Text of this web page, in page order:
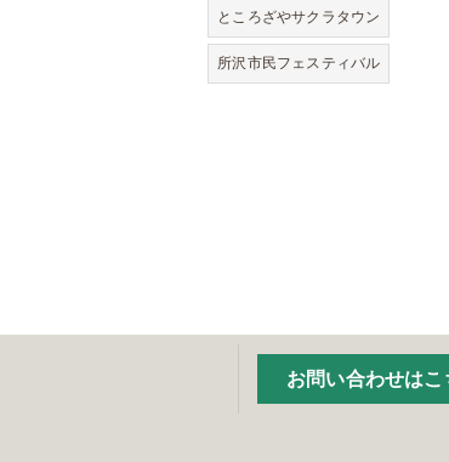
ところざやサクラタウン
所沢市民フェスティバル
お問い合わせはこ